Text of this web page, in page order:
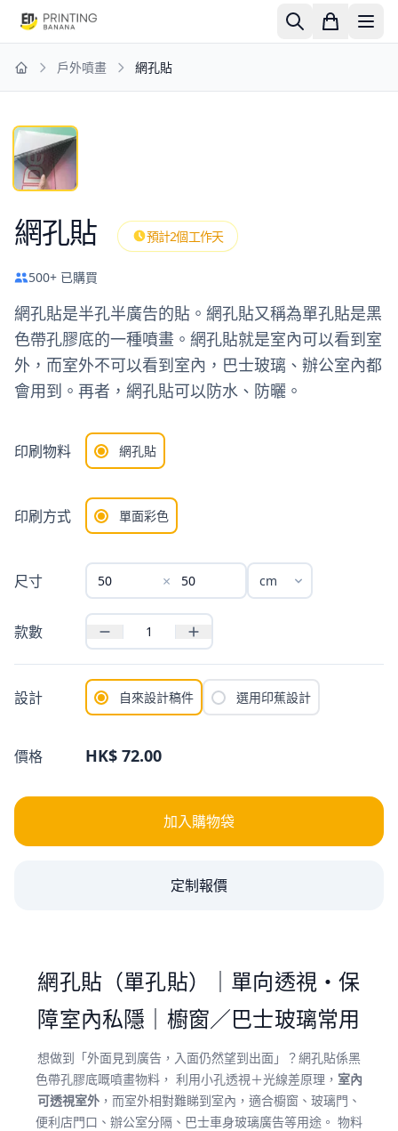
Home 戶外噴畫 網孔貼
網孔貼 預計2個工作天
500+ 已購買
網孔貼是半孔半廣告的貼。網孔貼又稱為單孔貼是黑
色帶孔膠底的一種噴畫。網孔貼就是室內可以看到室
外，而室外不可以看到室內，巴士玻璃、辦公室內都
會用到。再者，網孔貼可以防水、防曬。
印刷物料 網孔貼
印刷方式 單面彩色
尺寸 ×
款數
設計 自來設計稿件 選用印蕉設計
價格 HK$ 72.00
加入購物袋
定制報價
網孔貼（單孔貼）｜單向透視・保
障室內私隱｜櫥窗／巴士玻璃常用
想做到「外面見到廣告，入面仍然望到出面」？網孔貼係黑
色帶孔膠底嘅噴畫物料， 利用小孔透視＋光線差原理， 室內
可透視室外 ，而室外相對難睇到室內，適合櫥窗、玻璃門、
便利店門口、辦公室分隔、巴士車身玻璃廣告等用途。 物料